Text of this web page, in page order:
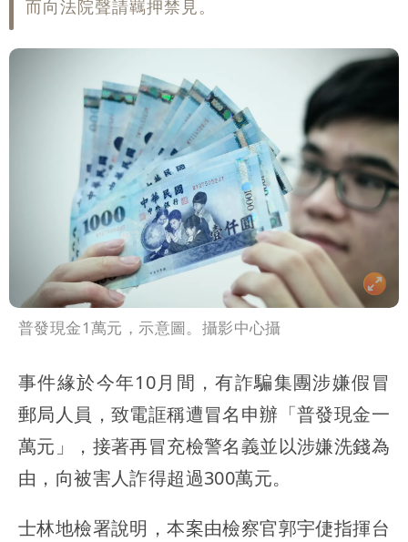
而向法院聲請羈押禁見。
普發現金1萬元，示意圖。攝影中心攝
事件緣於今年10月間，有詐騙集團涉嫌假冒
郵局人員，致電誆稱遭冒名申辦「普發現金一
萬元」，接著再冒充檢警名義並以涉嫌洗錢為
由，向被害人詐得超過300萬元。
士林地檢署說明，本案由檢察官郭宇倢指揮台